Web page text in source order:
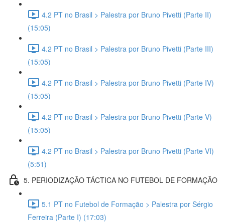
4.2 PT no Brasil > Palestra por Bruno Pivetti (Parte II)
(15:05)
4.2 PT no Brasil > Palestra por Bruno Pivetti (Parte III)
(15:05)
4.2 PT no Brasil > Palestra por Bruno Pivetti (Parte IV)
(15:05)
4.2 PT no Brasil > Palestra por Bruno Pivetti (Parte V)
(15:05)
4.2 PT no Brasil > Palestra por Bruno Pivetti (Parte VI)
(5:51)
5. PERIODIZAÇÃO TÁCTICA NO FUTEBOL DE FORMAÇÃO
5.1 PT no Futebol de Formação > Palestra por Sérgio
Ferreira (Parte I) (17:03)